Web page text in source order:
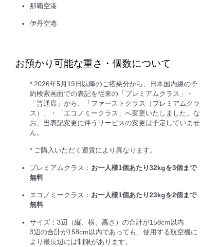
那覇空港
伊丹空港
お預かり可能な重さ・個数について
* 2026年5月19日以降のご搭乗分から、日本国内線の予
約検索画面での表記を従来の「プレミアムクラス」・
「普通席」から、「ファーストクラス（プレミアムクラ
ス）」・「エコノミークラス」へ変更いたしました。な
お、当表記変更に伴うサービスの変更は予定していませ
ん。
* ご購入いただく運賃により異なります。
プレミアムクラス： お一人様1個あたり32kgを3個まで
無料
エコノミークラス： お一人様1個あたり23kgを2個まで
無料
サイズ：3辺（縦、横、高さ）の合計が158cm以内
3辺の合計が158cm以内であっても、使用する航空機に
より最長辺には制限があります。